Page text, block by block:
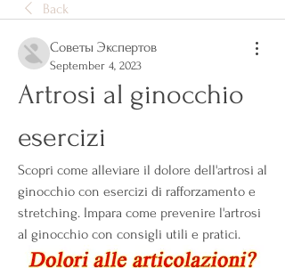
Back
Советы Экспертов
September 4, 2023
Artrosi al ginocchio
esercizi
Scopri come alleviare il dolore dell'artrosi al
ginocchio con esercizi di rafforzamento e
stretching. Impara come prevenire l'artrosi
al ginocchio con consigli utili e pratici.